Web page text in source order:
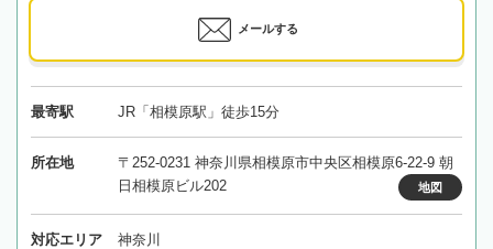
メールする
最寄駅 JR「相模原駅」徒歩15分
所在地
〒252-0231 神奈川県相模原市中央区相模原6-22-9 朝
日相模原ビル202
地図
対応エリア 神奈川